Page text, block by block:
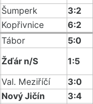
Šumperk
3:2
Kopřivnice
6:2
Tábor
5:0
Žďár n/S
1:5
Val. Meziříčí
3:0
Nový Jičín
3:4